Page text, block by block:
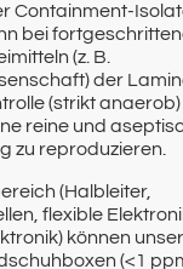
Containment-
bei
(z. B.
der
(strikt
reine und
zu reproduzieren.
(Halbleiter,
flexible
können
(<1